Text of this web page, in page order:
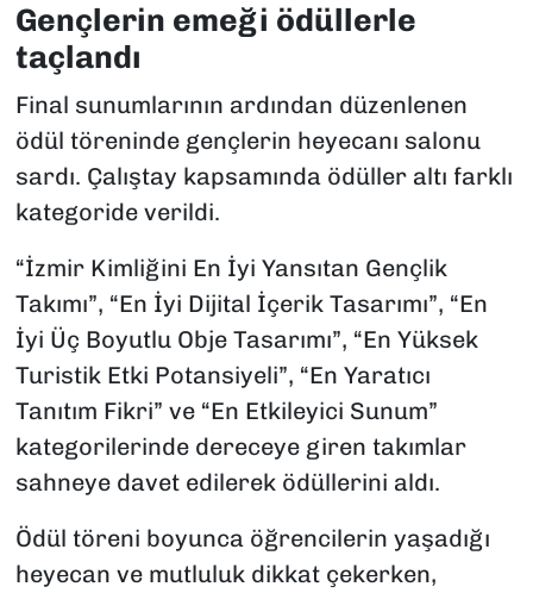
Gençlerin emeği ödüllerle
taçlandı
Final sunumlarının ardından düzenlenen
ödül töreninde gençlerin heyecanı salonu
sardı. Çalıştay kapsamında ödüller altı farklı
kategoride verildi.
“İzmir Kimliğini En İyi Yansıtan Gençlik
Takımı”, “En İyi Dijital İçerik Tasarımı”, “En
İyi Üç Boyutlu Obje Tasarımı”, “En Yüksek
Turistik Etki Potansiyeli”, “En Yaratıcı
Tanıtım Fikri” ve “En Etkileyici Sunum”
kategorilerinde dereceye giren takımlar
sahneye davet edilerek ödüllerini aldı.
Ödül töreni boyunca öğrencilerin yaşadığı
heyecan ve mutluluk dikkat çekerken,